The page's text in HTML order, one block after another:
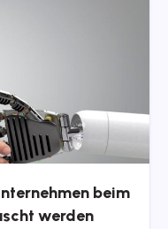
beim
werden